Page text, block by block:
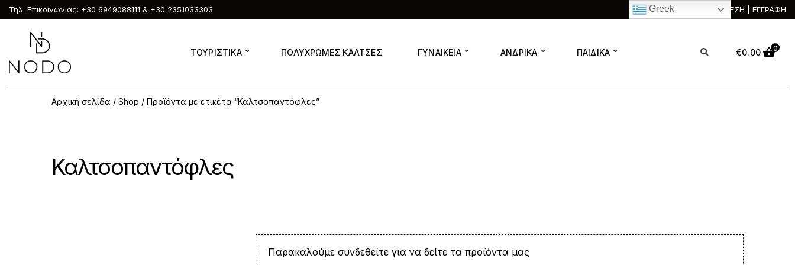
Τηλ. Επικοινωνίας: +30 6949088111 & +30 2351033303 ΣΥΝΔΕΣΗ | ΕΓΓΡΑΦΗ
ΤΟΥΡΙΣΤΙΚΑ ΠΟΛΥΧΡΩΜΕΣ ΚΑΛΤΣΕΣ ΓΥΝΑΙΚΕΙΑ ΑΝΔΡΙΚΑ ΠΑΙΔΙΚΑ €0.00 0
Αρχική σελίδα / Shop / Προϊόντα με ετικέτα “Καλτσοπαντόφλες”
Καλτσοπαντόφλες
Παρακαλούμε συνδεθείτε για να δείτε τα προϊόντα μας
Greek